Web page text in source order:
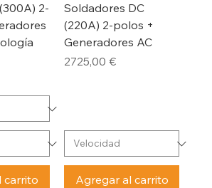
2-
carrito
Soldadores DC
(220A) 2-polos +
Generadores AC
Precio
2725,00 €
Agregar al carrito